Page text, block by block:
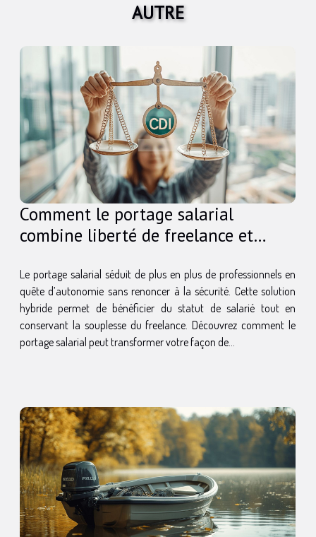
Comprendre son audience pour personnaliser le contenu La
AUTRE
Comment le portage salarial
combine liberté de freelance et
Le portage salarial séduit de plus en plus de professionnels en
quête d’autonomie sans renoncer à la sécurité. Cette solution
hybride permet de bénéficier du statut de salarié tout en
conservant la souplesse du freelance. Découvrez comment le
portage salarial peut transformer votre façon de...